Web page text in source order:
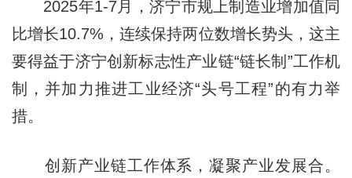
2025年1-7月，济宁市规上制造业增加值同
比增长10.7%，连续保持两位数增长势头，这主
要得益于济宁创新标志性产业链“链长制”工作机
制，并加力推进工业经济“头号工程”的有力举
措。
创新产业链工作体系，凝聚产业发展合。